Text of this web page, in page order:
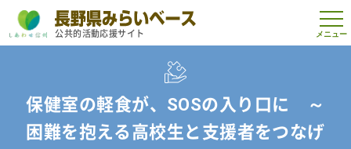
t
o
公共的活動応援サイト
保健室の軽食が、SOSの入り口に ～
困難を抱える高校生と支援者をつなげ